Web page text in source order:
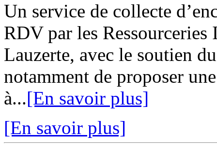
Un service de collecte
RDV par les
Lauzerte, avec le soutien
notamment de proposer
à...[En savoir plus]
[En savoir plus]